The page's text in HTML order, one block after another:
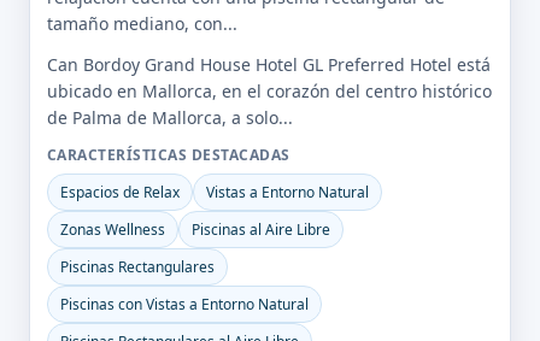
tamaño mediano, con...
Can Bordoy Grand House Hotel GL Preferred Hotel está
ubicado en Mallorca, en el corazón del centro histórico
de Palma de Mallorca, a solo...
CARACTERÍSTICAS DESTACADAS
Espacios de Relax
Vistas a Entorno Natural
Zonas Wellness
Piscinas al Aire Libre
Piscinas Rectangulares
Piscinas con Vistas a Entorno Natural